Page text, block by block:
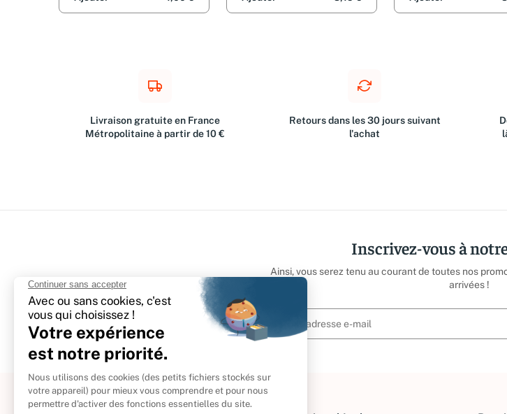
Livraison gratuite en France
Métropolitaine à partir de 10 €
Retours dans les 30 jours suivant
l'achat
Inscrivez-vous à
Ainsi, vous serez tenu au courant de toutes nos
arrivées !